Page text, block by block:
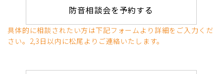
防音相談会を予約する
具体的に相談されたい方は下記フォームより詳細をご入力くだ
さい。2,3日以内に松尾よりご連絡いたします。